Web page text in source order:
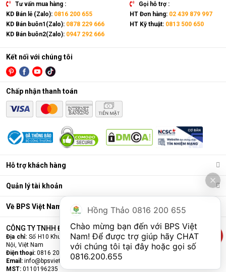
Tư vấn mua hàng :
KD Bán lẻ (Zalo): 0816 200 655
KD Bán buôn1(Zalo): 0878 229 666
KD Bán buôn2(Zalo): 0947 292 666
Gọi hỗ trợ :
HT Đơn hàng: 02 439 879 997
HT Kỹ thuật: 0813 500 650
Hỗ trợ khách hàng
Quản lý tài khoản
Về BPS Việt Nam
Kết nối với chúng tôi
Chấp nhận thanh toán
CÔNG TY TNHH ĐẦU TƯ VÀ THƯƠNG MẠI BPS VIỆT NAM
Địa chỉ: Số H10 Khu đấu giá Ngô Thì Nhậm, Phường Hà Đông, Thành phố Hà
Nội, Việt Nam
Điện thoại: 0816 200 655
Email: info@bpsvietnam.vn
MST: 0110196235
Hồng Thảo 0816 200 655
Chào mừng bạn đến với BPS Việt
Nam! Để được trợ giúp hãy CHAT
0816.200.655